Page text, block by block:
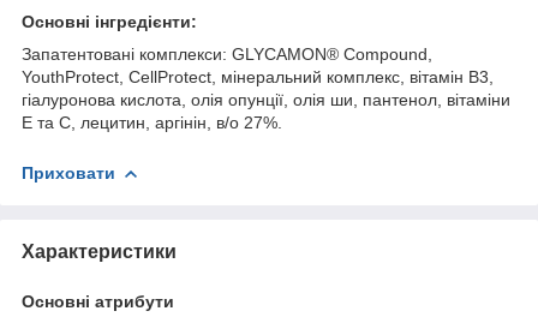
Основні інгредієнти:
Запатентовані комплекси: GLYCAMON® Compound,
YouthProtect, CellProtect, мінеральний комплекс, вітамін B3,
гіалуронова кислота, олія опунції, олія ши, пантенол, вітаміни
Е та С, лецитин, аргінін, в/о 27%.
Приховати
Характеристики
Основні атрибути